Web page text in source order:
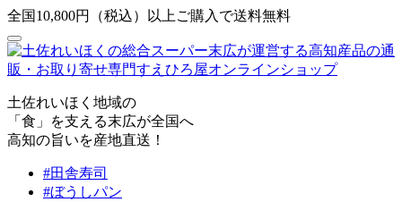
全国10,800円（税込）以上ご購入で送料無料
土佐れいほく地域の
「食」を支える末広が全国へ
高知の旨いを産地直送！
#田舎寿司
#ぼうしパン